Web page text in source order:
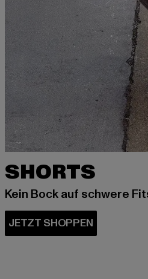
SHORTS
Kein Bock auf schwere